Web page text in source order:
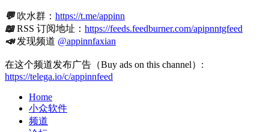
💬吹水群： https://t.me/appinn
📖RSS 订阅地址： https://feeds.feedburner.com/apipnntgfeed
📣发现频道 @appinnfaxian
在这个频道发布广告（Buy ads on this channel）:
https://telega.io/c/appinnfeed
Home
小众软件
频道